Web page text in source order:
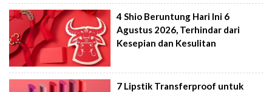
4 Shio Beruntung Hari Ini 6
Agustus 2026, Terhindar dari
Kesepian dan Kesulitan
7 Lipstik Transferproof untuk